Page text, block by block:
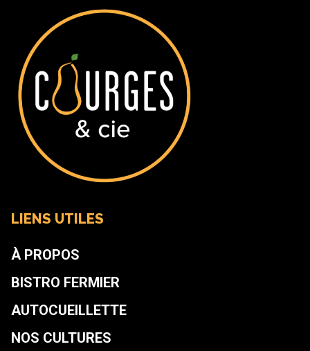
LIENS UTILES
À PROPOS
BISTRO FERMIER
AUTOCUEILLETTE
NOS CULTURES